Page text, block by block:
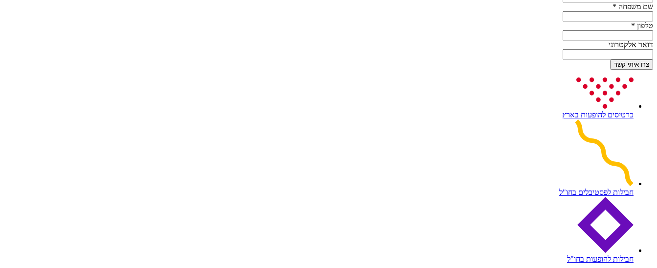
שם משפחה *
טלפון *
דואר אלקטרוני
כרטיסים להופעות בארץ
חבילות לפסטיבלים בחו"ל
חבילות להופעות בחו"ל